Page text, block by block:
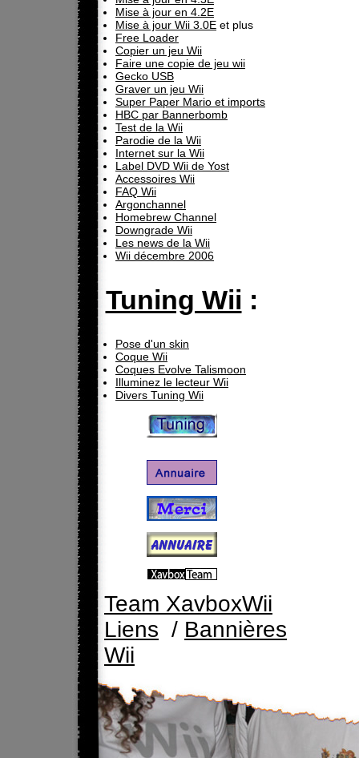
Mise à jour en 4.2E
Mise à jour Wii 3.0E et plus
Free Loader
Copier un jeu Wii
Faire une copie de jeu wii
Gecko USB
Graver un jeu Wii
Super Paper Mario et imports
HBC par Bannerbomb
Test de la Wii
Parodie de la Wii
Internet sur la Wii
Label DVD Wii de Yost
Accessoires Wii
FAQ Wii
Argonchannel
Homebrew Channel
Downgrade Wii
Les news de la Wii
Wii décembre 2006
Tuning Wii :
Pose d'un skin
Coque Wii
Coques Evolve Talismoon
Illuminez le lecteur Wii
Divers Tuning Wii
Team XavboxWii
Liens / Bannières
Wii